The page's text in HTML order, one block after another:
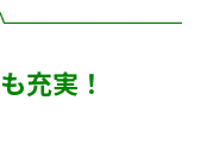
も充実！